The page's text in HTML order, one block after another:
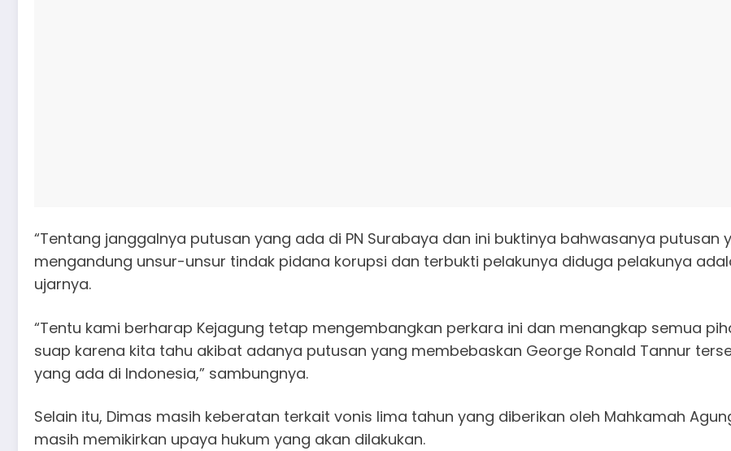
“Tentang janggalnya putusan yang ada di PN Surabaya dan ini buktinya bahwasanya putusan
mengandung unsur-unsur tindak pidana korupsi dan terbukti pelakunya diduga pelakunya
ujarnya.
“Tentu kami berharap Kejagung tetap mengembangkan perkara ini dan menangkap semua
suap karena kita tahu akibat adanya putusan yang membebaskan George Ronald Tannur
yang ada di Indonesia,” sambungnya.
Selain itu, Dimas masih keberatan terkait vonis lima tahun yang diberikan oleh Mahkamah
masih memikirkan upaya hukum yang akan dilakukan.